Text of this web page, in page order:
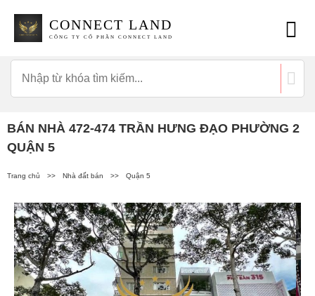
CONNECT LAND
CÔNG TY CỔ PHẦN CONNECT LAND
BÁN NHÀ 472-474 TRẦN HƯNG ĐẠO PHƯỜNG 2
QUẬN 5
Trang chủ >> Nhà đất bán >> Quận 5